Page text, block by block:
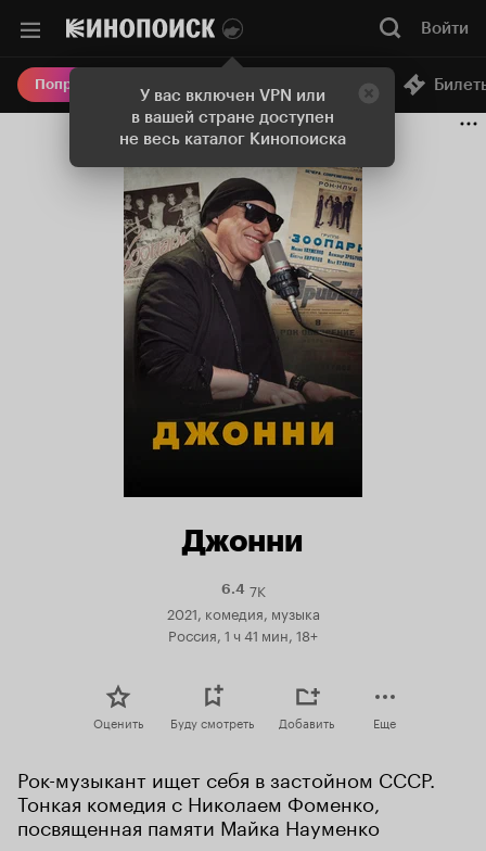
У вас включен VPN или
в вашей стране доступен
не весь каталог Кинопоиска
Войти
Попробовать Плюс Онлайн-кинотеатр
Джонни
6.4Рейтинг
6.4
7K
2021, комедия, музыка
Россия, 1 ч 41 мин, 18+
Оценить Буду смотреть Добавить Еще
Рок-музыкант ищет себя в застойном СССР.
Тонкая комедия с Николаем Фоменко,
посвященная памяти Майка Науменко